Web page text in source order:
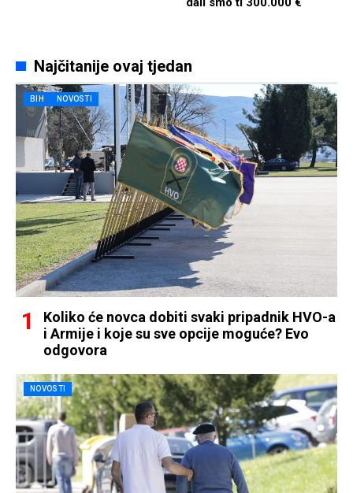
Najčitanije ovaj tjedan
BIH NOVOSTI
Koliko će novca dobiti svaki pripadnik HVO-a
i Armije i koje su sve opcije moguće? Evo
odgovora
NOVOSTI